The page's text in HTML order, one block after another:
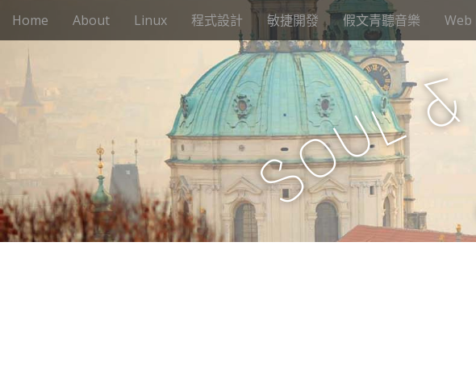
M
e
i
c
n
t
Home About Linux 程式設計 敏捷開發 假文青聽音樂 Web
S
oul&